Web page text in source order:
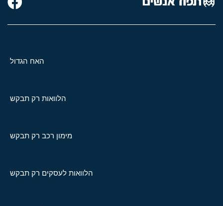
האח הגדול
הלוואות רק תבקש
מימון רכב רק תבקש
הלוואות לעסקים רק תבקש